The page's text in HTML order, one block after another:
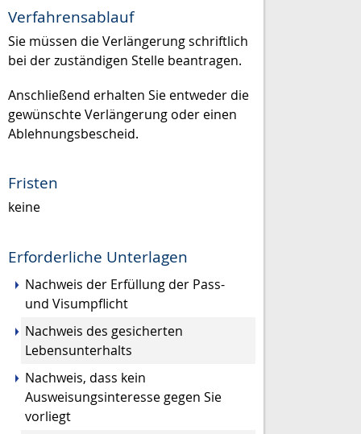
Verfahrensablauf
Sie müssen die Verlängerung schriftlich
bei der zuständigen Stelle beantragen.
Anschließend erhalten Sie entweder die
gewünschte Verlängerung oder einen
Ablehnungsbescheid.
Fristen
keine
Erforderliche Unterlagen
Nachweis der Erfüllung der Pass-
und Visumpflicht
Nachweis des gesicherten
Lebensunterhalts
Nachweis, dass kein
Ausweisungsinteresse gegen Sie
vorliegt